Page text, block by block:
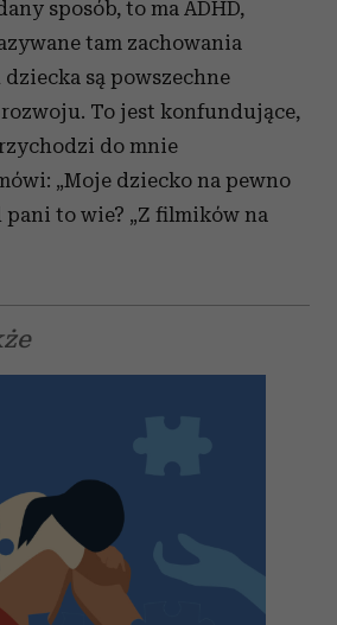
sposób, to ma ADHD,
tam zachowania
są powszechne
To jest konfundujące,
do mnie
„Moje dziecko na pewno
pani to wie? „Z filmików na